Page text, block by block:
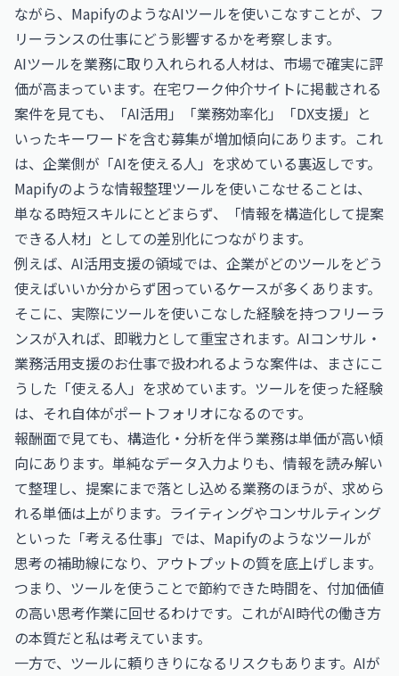
ながら、MapifyのようなAIツールを使いこなすことが、フ
リーランスの仕事にどう影響するかを考察します。
AIツールを業務に取り入れられる人材は、市場で確実に評
価が高まっています。在宅ワーク仲介サイトに掲載される
案件を見ても、「AI活用」「業務効率化」「DX支援」と
いったキーワードを含む募集が増加傾向にあります。これ
は、企業側が「AIを使える人」を求めている裏返しです。
Mapifyのような情報整理ツールを使いこなせることは、
単なる時短スキルにとどまらず、「情報を構造化して提案
できる人材」としての差別化につながります。
例えば、AI活用支援の領域では、企業がどのツールをどう
使えばいいか分からず困っているケースが多くあります。
そこに、実際にツールを使いこなした経験を持つフリーラ
ンスが入れば、即戦力として重宝されます。 AIコンサル・
業務活用支援のお仕事で扱われるような案件は、まさにこ
うした「使える人」を求めています。ツールを使った経験
は、それ自体がポートフォリオになるのです。
報酬面で見ても、構造化・分析を伴う業務は単価が高い傾
向にあります。単純なデータ入力よりも、情報を読み解い
て整理し、提案にまで落とし込める業務のほうが、求めら
れる単価は上がります。ライティングやコンサルティング
といった「考える仕事」では、Mapifyのようなツールが
思考の補助線になり、アウトプットの質を底上げします。
つまり、ツールを使うことで節約できた時間を、付加価値
の高い思考作業に回せるわけです。これがAI時代の働き方
の本質だと私は考えています。
一方で、ツールに頼りきりになるリスクもあります。AIが